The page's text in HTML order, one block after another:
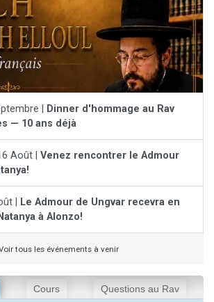
|
Dinner d'hommage au Rav
— 10 ans déjà
Août | Venez rencontrer le Admour
|
Le Admour de Ungvar recevra en
à Alonzo!
tous les événements à venir
Cours Questions au Rav